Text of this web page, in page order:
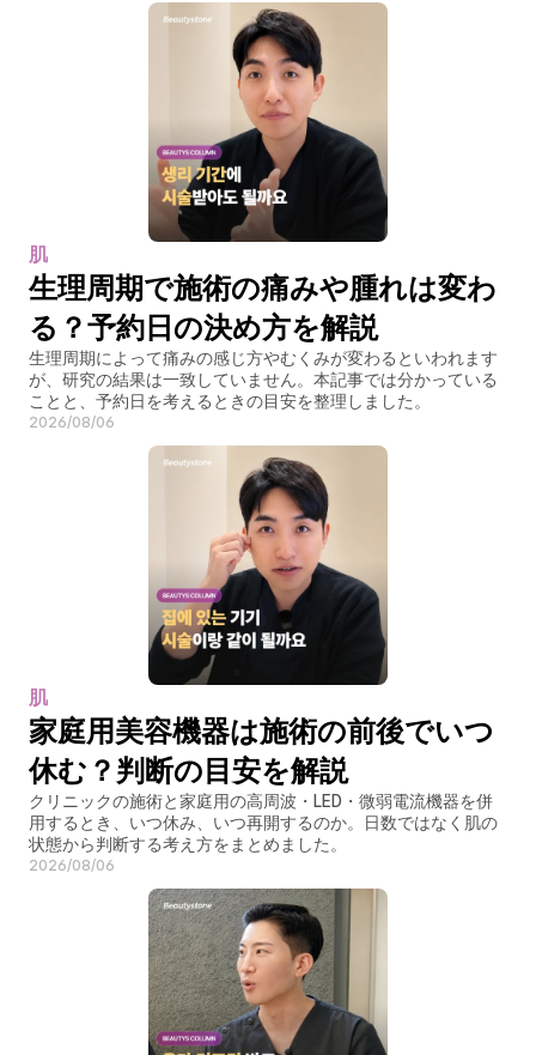
肌
生理周期で施術の痛みや腫れは変わ
る？予約日の決め方を解説
生理周期によって痛みの感じ方やむくみが変わるといわれます
が、研究の結果は一致していません。本記事では分かっている
ことと、予約日を考えるときの目安を整理しました。
2026/08/06
肌
家庭用美容機器は施術の前後でいつ
休む？判断の目安を解説
クリニックの施術と家庭用の高周波・LED・微弱電流機器を併
用するとき、いつ休み、いつ再開するのか。日数ではなく肌の
状態から判断する考え方をまとめました。
2026/08/06